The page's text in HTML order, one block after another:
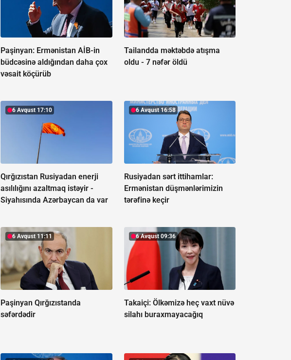
Paşinyan: Ermənistan AİB-in
büdcəsinə aldığından daha çox
vəsait köçürüb
Tailandda məktəbdə atışma
oldu - 7 nəfər öldü
6 Avqust 17:10
Qırğızıstan Rusiyadan enerji
asılılığını azaltmaq istəyir -
Siyahısında Azərbaycan da var
6 Avqust 16:58
Rusiyadan sərt ittihamlar:
Ermənistan düşmənlərimizin
tərəfinə keçir
6 Avqust 11:11
Paşinyan Qırğızıstanda
səfərdədir
6 Avqust 09:36
Takaiçi: Ölkəmizə heç vaxt nüvə
silahı buraxmayacağıq